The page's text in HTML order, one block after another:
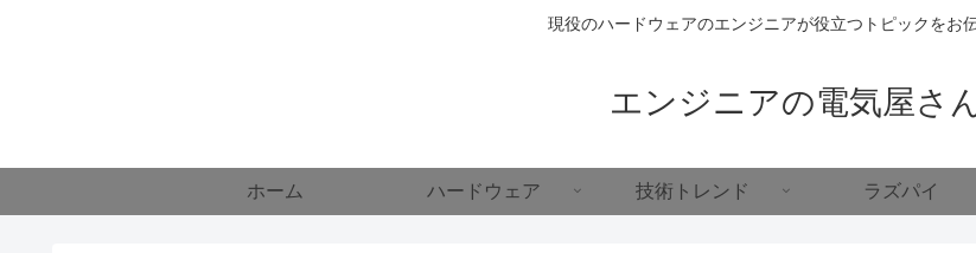
現役のハードウェアのエンジニアが役立つトピックをお
エンジニアの電気屋さ
ホーム ハードウェア 技術トレンド ラズパイ